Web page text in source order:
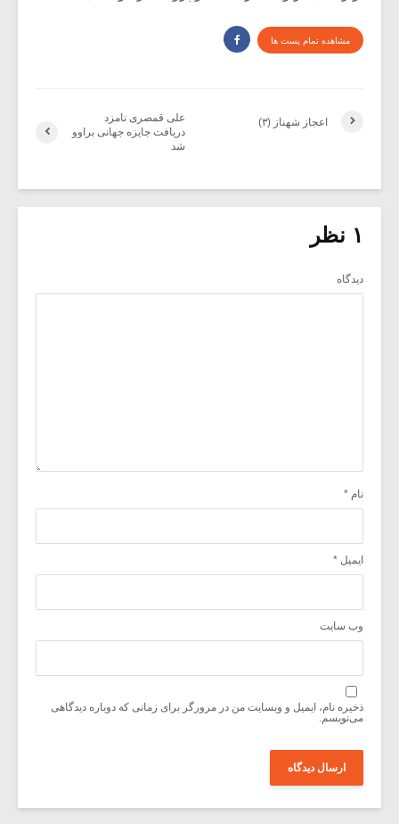
مشاهده تمام پست ها
علی قمصری نامزد
دریافت جایزه جهانی براوو
شد
اعجاز شهناز (۳)
۱ نظر
دیدگاه
نام *
ایمیل *
وب‌ سایت
ذخیره نام، ایمیل و وبسایت من در مرورگر برای زمانی که دوباره دیدگاهی
می‌نویسم.